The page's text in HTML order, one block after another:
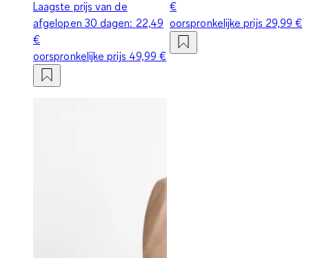
Laagste prijs van de
afgelopen 30 dagen: 22,49
€
oorspronkelijke prijs 49,99 €
€
oorspronkelijke prijs 29,99 €